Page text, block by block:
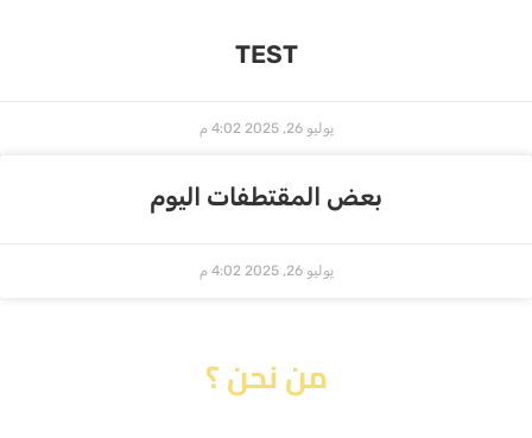
TEST
يوليو 26, 2025 4:02 م
بعض المقتطفات اليوم
يوليو 26, 2025 4:02 م
من نحن ؟